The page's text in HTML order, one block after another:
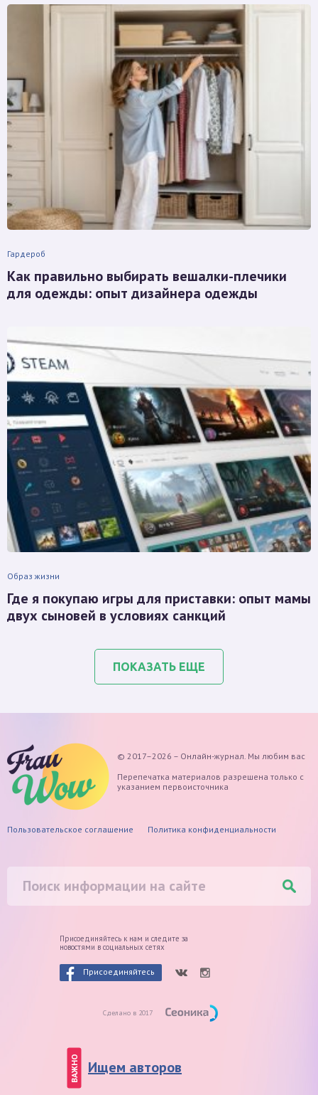
Гардероб
Как правильно выбирать вешалки-плечики
для одежды: опыт дизайнера одежды
Образ жизни
Где я покупаю игры для приставки: опыт мамы
двух сыновей в условиях санкций
ПОКАЗАТЬ ЕЩЕ
© 2017–2026 – Онлайн-журнал. Мы любим вас
Перепечатка материалов разрешена только с
указанием первоисточника
Пользовательское соглашение Политика конфиденциальности
Присоединяйтесь к нам и следите за
новостями в социальных сетях
Присоединяйтесь
Сделано в 2017
ВАЖНО Ищем авторов